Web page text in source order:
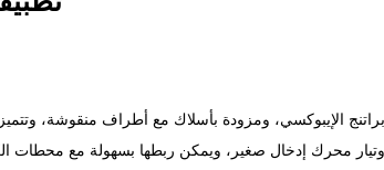
وتيار محرك إدخال صغير، ويمكن ربطها بسهولة مع محطات